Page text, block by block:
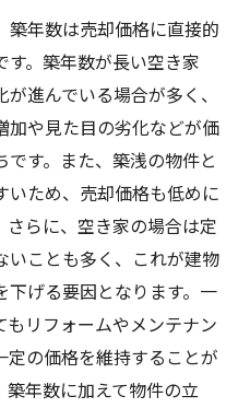
状分析：売却価格に影
ために知っておきたい
年数は売却価格に直接的
。築年数が長い空き家
進んでいる場合が多く、
加や見た目の劣化などが価
す。また、築浅の物件と
ため、売却価格も低めに
らに、空き家の場合は定
いことも多く、これが建物
げる要因となります。一
リフォームやメンテナン
の価格を維持することが
年数に加えて物件の立